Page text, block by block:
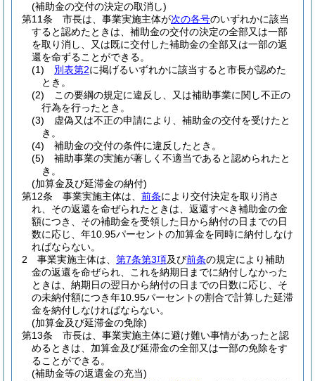
(補助金の交付の決定の取消し)
第11条
市長は、事業実施主体が次の各号のいずれかに該当
すると認めたときは、補助金の交付の決定の全部又は一部
を取り消し、又は既に交付した補助金の全部又は一部の返
還を命ずることができる。
(1)
別表第2に掲げるいずれかに該当すると市長が認めた
とき。
(2)
この要綱の規定に違反し、又は補助事業に関し不正の
行為を行ったとき。
(3)
虚偽又は不正の申請により、補助金の交付を受けたと
き。
(4)
補助金の交付の条件に違反したとき。
(5)
補助事業の実施が著しく不適当であると認められたと
き。
(加算金及び延滞金の納付)
第12条
事業実施主体は、 前条により交付決定を取り消さ
れ、その返還を命ぜられたときは、返還すべき補助金の金
額につき、その補助金を受領した日から納付の日までの日
数に応じ、年10.95パーセントの加算金を同時に納付しなけ
ればならない。
2
事業実施主体は、 第7条第3項及び前条の規定により補助
金の返還を命ぜられ、これを納期日までに納付しなかった
ときは、納期日の翌日から納付の日までの日数に応じ、そ
の未納付額につき年10.95パーセントの割合で計算した延滞
金を納付しなければならない。
(加算金及び延滞金の免除)
第13条
市長は、事業実施主体に避け難い事情があったと認
めるときは、加算金及び延滞金の全部又は一部の免除をす
ることができる。
(補助金等の返還金の充当)